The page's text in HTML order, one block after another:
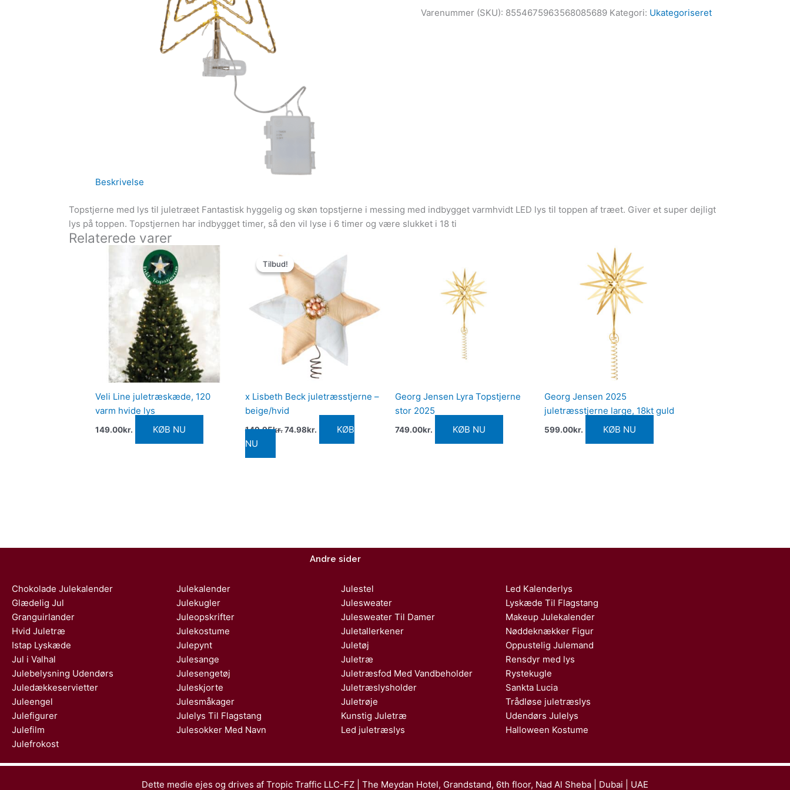
Varenummer (SKU): 8554675963568085689 Kategori: Ukategoriseret
Beskrivelse
Topstjerne med lys til juletræet Fantastisk hyggelig og skøn topstjerne i messing med indbygget varmhvidt LED lys til toppen af træet. Giver et super dejligt
lys på toppen. Topstjernen har indbygget timer, så den vil lyse i 6 timer og være slukket i 18 ti
Relaterede varer
Veli Line juletræskæde, 120
varm hvide lys
149.00kr. KØB NU
Tilbud!
Tilbud!
x Lisbeth Beck juletræsstjerne –
beige/hvid
149.95kr.
oprindelige
pris
var:
149.95kr..
74.98kr.
aktuelle
pris
er:
KØB
NU
Georg Jensen Lyra Topstjerne
stor 2025
749.00kr. KØB NU
Georg Jensen 2025
juletræsstjerne large, 18kt guld
599.00kr. KØB NU
Andre sider
Chokolade Julekalender
Glædelig Jul
Granguirlander
Hvid Juletræ
Istap Lyskæde
Jul i Valhal
Julebelysning Udendørs
Juledækkeservietter
Juleengel
Julefigurer
Julefilm
Julefrokost
Julekalender
Julekugler
Juleopskrifter
Julekostume
Julepynt
Julesange
Julesengetøj
Juleskjorte
Julesmåkager
Julelys Til Flagstang
Julesokker Med Navn
Julestel
Julesweater
Julesweater Til Damer
Juletallerkener
Juletøj
Juletræ
Juletræsfod Med Vandbeholder
Juletræslysholder
Juletrøje
Kunstig Juletræ
Led juletræslys
Led Kalenderlys
Lyskæde Til Flagstang
Makeup Julekalender
Nøddeknækker Figur
Oppustelig Julemand
Rensdyr med lys
Rystekugle
Sankta Lucia
Trådløse juletræslys
Udendørs Julelys
Halloween Kostume
Dette medie ejes og drives af Tropic Traffic LLC-FZ | The Meydan Hotel, Grandstand, 6th floor, Nad Al Sheba | Dubai | UAE